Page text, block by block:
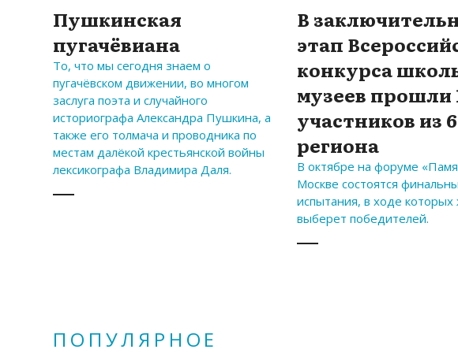
Пушкинская
пугачёвиана
То, что мы сегодня знаем о
пугачёвском движении, во многом
заслуга поэта и случайного
историографа Александра Пушкина, а
также его толмача и проводника по
местам далёкой крестьянской войны
лексикографа Владимира Даля.
В
этап
конкурса
музеев прошли
участников из
региона
В октябре на форуме
Москве состоятся
испытания, в ходе
выберет победителей.
ПОПУЛЯРНОЕ